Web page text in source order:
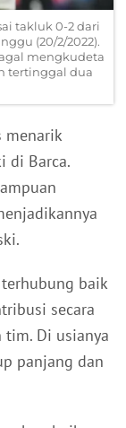
takluk 0-2 dari
(20/2/2022).
mengkudeta
tertinggal dua
menarik
di Barca.
baik
secara
Di usianya
panjang dan